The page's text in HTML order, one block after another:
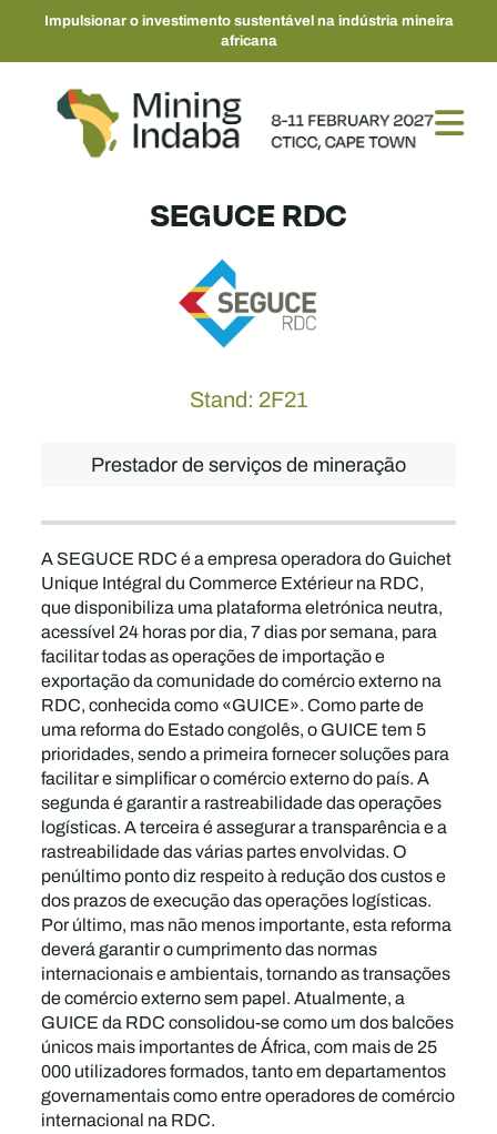
Impulsionar o investimento sustentável na indústria mineira
africana
SEGUCE RDC
Stand: 2F21
Prestador de serviços de mineração
A SEGUCE RDC é a empresa operadora do Guichet
Unique Intégral du Commerce Extérieur na RDC,
que disponibiliza uma plataforma eletrónica neutra,
acessível 24 horas por dia, 7 dias por semana, para
facilitar todas as operações de importação e
exportação da comunidade do comércio externo na
RDC, conhecida como «GUICE». Como parte de
uma reforma do Estado congolês, o GUICE tem 5
prioridades, sendo a primeira fornecer soluções para
facilitar e simplificar o comércio externo do país. A
segunda é garantir a rastreabilidade das operações
logísticas. A terceira é assegurar a transparência e a
rastreabilidade das várias partes envolvidas. O
penúltimo ponto diz respeito à redução dos custos e
dos prazos de execução das operações logísticas.
Por último, mas não menos importante, esta reforma
deverá garantir o cumprimento das normas
internacionais e ambientais, tornando as transações
de comércio externo sem papel. Atualmente, a
GUICE da RDC consolidou-se como um dos balcões
únicos mais importantes de África, com mais de 25
000 utilizadores formados, tanto em departamentos
governamentais como entre operadores de comércio
internacional na RDC.